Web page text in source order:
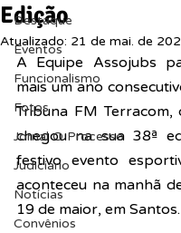
Destaque
Eventos
Funcionalismo
Fotos
Jornal O Processo
Judiciário
Notícias
Convênios
Edição
Atualizado: 21 de mai. de
A Equipe Assojubs
mais um ano
Tribuna FM Terracom,
chegou na sua 38ª
festivo evento
aconteceu na manhã
19 de maior, em Santos.